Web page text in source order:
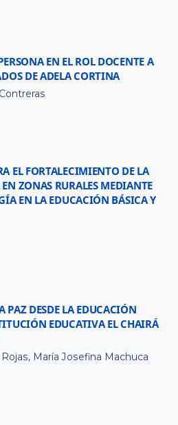
EN EL ROL DOCENTE A
DE ADELA CORTINA
EL FORTALECIMIENTO DE LA
ZONAS RURALES MEDIANTE
EN LA EDUCACIÓN BÁSICA Y
PAZ DESDE LA EDUCACIÓN
EDUCATIVA EL CHAIRÁ
María Josefina Machuca